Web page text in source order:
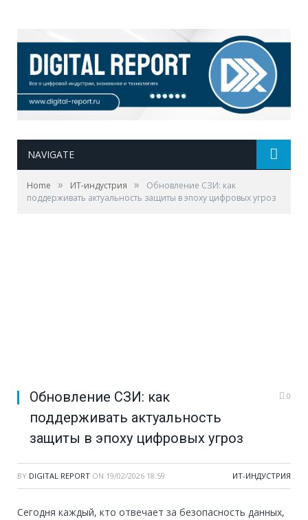
NAVIGATE
Home » ИТ-индустрия »
Обновление СЗИ: как
поддерживать актуальность защиты в эпоху цифровых угроз
Обновление СЗИ: как
поддерживать актуальность
защиты в эпоху цифровых угроз
0
BY DIGITAL REPORT ON 19/02/2026 18:59 ИТ-ИНДУСТРИЯ
Сегодня каждый, кто отвечает за безопасность данных,